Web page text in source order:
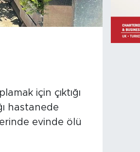
için çıktığı
hastanede
evinde ölü